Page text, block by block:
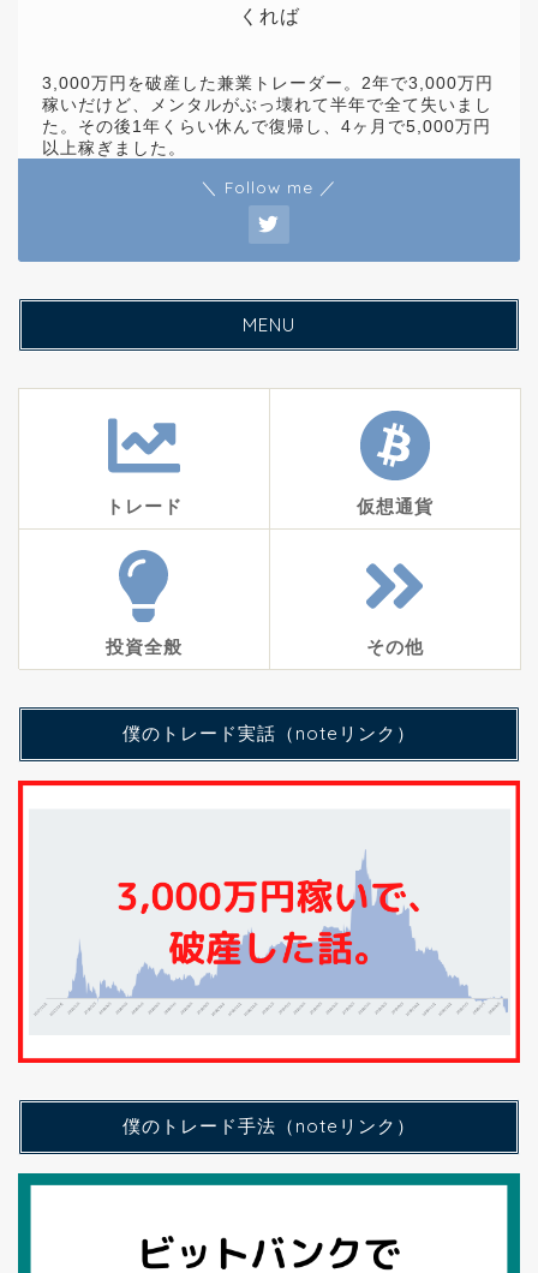
くれば
3,000万円を破産した兼業トレーダー。2年で3,000万円
稼いだけど、メンタルがぶっ壊れて半年で全て失いまし
た。その後1年くらい休んで復帰し、4ヶ月で5,000万円
以上稼ぎました。
＼ Follow me ／
MENU
トレード 仮想通貨
投資全般 その他
僕のトレード実話（noteリンク）
僕のトレード手法（noteリンク）